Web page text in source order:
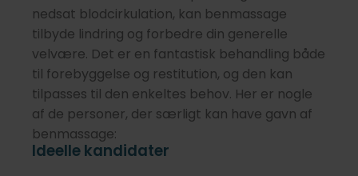
nedsat blodcirkulation, kan benmassage
tilbyde lindring og forbedre din generelle
velvære. Det er en fantastisk behandling både
til forebyggelse og restitution, og den kan
tilpasses til den enkeltes behov. Her er nogle
af de personer, der særligt kan have gavn af
benmassage:
Ideelle kandidater